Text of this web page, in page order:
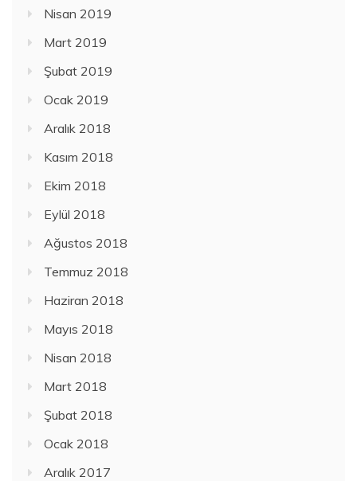
Nisan 2019
Mart 2019
Şubat 2019
Ocak 2019
Aralık 2018
Kasım 2018
Ekim 2018
Eylül 2018
Ağustos 2018
Temmuz 2018
Haziran 2018
Mayıs 2018
Nisan 2018
Mart 2018
Şubat 2018
Ocak 2018
Aralık 2017